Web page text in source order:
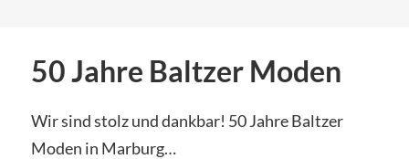
50 Jahre Baltzer Moden
Wir sind stolz und dankbar! 50 Jahre Baltzer
Moden in Marburg…